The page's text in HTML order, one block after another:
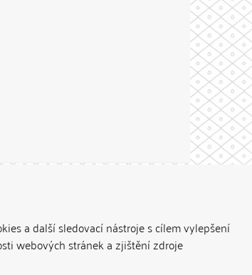
a další sledovací nástroje s cílem vylepšení
webových stránek a zjištění zdroje